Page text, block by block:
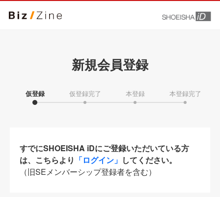
新規会員登録
仮登録 仮登録完了 本登録 本登録完了
すでにSHOEISHA iDにご登録いただいている方
は、こちらより 「ログイン」 してください。
（旧SEメンバーシップ登録者を含む）